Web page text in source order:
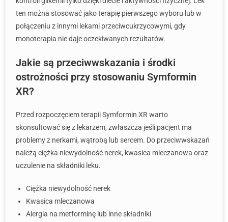
ten można stosować jako terapię pierwszego wyboru lub w
połączeniu z innymi lekami przeciwcukrzycowymi, gdy
monoterapia nie daje oczekiwanych rezultatów.
Jakie są przeciwwskazania i środki
ostrożności przy stosowaniu Symformin
XR?
Przed rozpoczęciem terapii Symformin XR warto
skonsultować się z lekarzem, zwłaszcza jeśli pacjent ma
problemy z nerkami, wątrobą lub sercem. Do przeciwwskazań
należą ciężka niewydolność nerek, kwasica mleczanowa oraz
uczulenie na składniki leku.
Ciężka niewydolność nerek
Kwasica mleczanowa
Alergia na metforminę lub inne składniki